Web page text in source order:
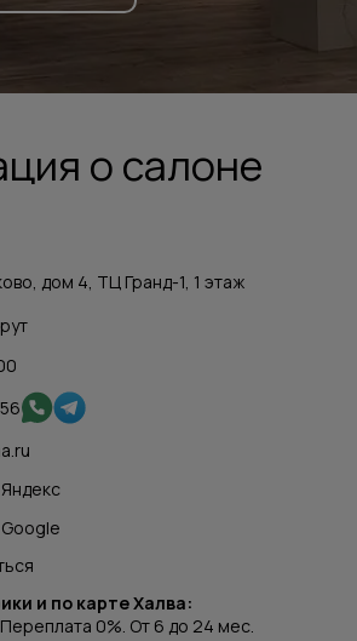
о салоне
дом 4, ТЦ Гранд-1, 1 этаж
и по карте Халва:
0%. От 6 до 24 мес.